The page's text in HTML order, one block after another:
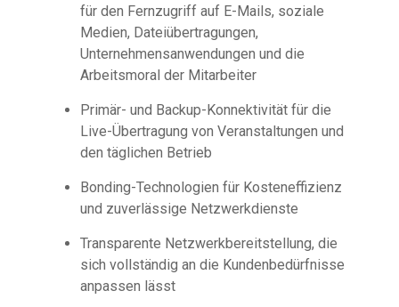
für den Fernzugriff auf E-Mails, soziale
Medien, Dateiübertragungen,
Unternehmensanwendungen und die
Arbeitsmoral der Mitarbeiter
Primär- und Backup-Konnektivität für die
Live-Übertragung von Veranstaltungen und
den täglichen Betrieb
Bonding-Technologien für Kosteneffizienz
und zuverlässige Netzwerkdienste
Transparente Netzwerkbereitstellung, die
sich vollständig an die Kundenbedürfnisse
anpassen lässt